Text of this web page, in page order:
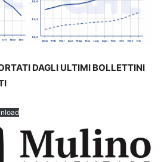
DAGLI ULTIMI BOLLETTINI